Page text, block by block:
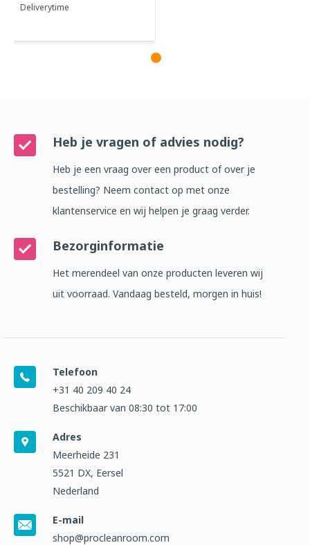
Deliverytime
Heb je vragen of advies nodig?
Heb je een vraag over een product of over je
bestelling? Neem contact op met onze
klantenservice en wij helpen je graag verder.
Bezorginformatie
Het merendeel van onze producten leveren wij
uit voorraad. Vandaag besteld, morgen in huis!
Telefoon
+31 40 209 40 24
Beschikbaar van 08:30 tot 17:00
Adres
Meerheide 231
5521 DX, Eersel
Nederland
E-mail
shop@procleanroom.com